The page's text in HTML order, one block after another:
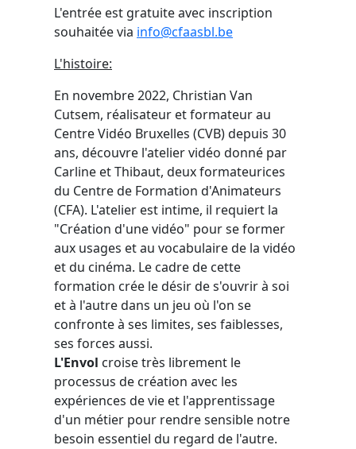
L'entrée est gratuite avec inscription
souhaitée via info@cfaasbl.be
L'histoire:
En novembre 2022, Christian Van
Cutsem, réalisateur et formateur au
Centre Vidéo Bruxelles (CVB) depuis 30
ans, découvre l'atelier vidéo donné par
Carline et Thibaut, deux formateurices
du Centre de Formation d'Animateurs
(CFA). L'atelier est intime, il requiert la
"Création d'une vidéo" pour se former
aux usages et au vocabulaire de la vidéo
et du cinéma. Le cadre de cette
formation crée le désir de s'ouvrir à soi
et à l'autre dans un jeu où l'on se
confronte à ses limites, ses faiblesses,
ses forces aussi.
L'Envol croise très librement le
processus de création avec les
expériences de vie et l'apprentissage
d'un métier pour rendre sensible notre
besoin essentiel du regard de l'autre.